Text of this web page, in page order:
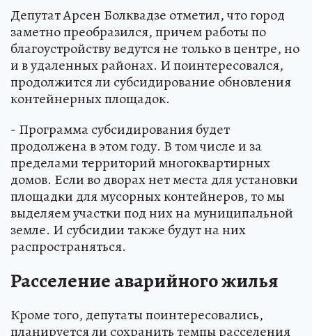
Депутат Арсен Болквадзе отметил, что город
заметно преобразился, причем работы по
благоустройству ведутся не только в центре, но
и в удаленных районах. И поинтересовался,
продолжится ли субсидирование обновления
контейнерных площадок.
- Программа субсидирования будет
продолжена в этом году. В том числе и за
пределами территорий многоквартирных
домов. Если во дворах нет места для установки
площадки для мусорных контейнеров, то мы
выделяем участки под них на муниципальной
земле. И субсидии также будут на них
распространяться.
Расселение аварийного жилья
Кроме того, депутаты поинтересовались,
планируется ли сохранить темпы расселения